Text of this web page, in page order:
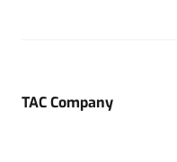
TAC Company